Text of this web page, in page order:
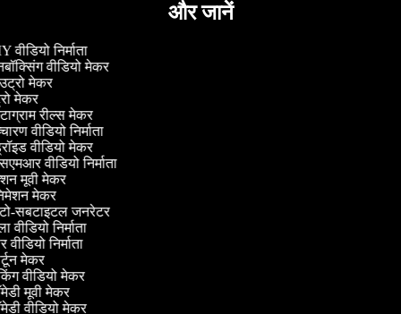
और जानें
वीडियो निर्माता
वीडियो मेकर
मेकर
मेकर
रील्स मेकर
वीडियो निर्माता
वीडियो मेकर
वीडियो निर्माता
मूवी मेकर
मेकर
सबटाइटल जनरेटर
वीडियो निर्माता
निर्माता
मेकर
वीडियो मेकर
मूवी मेकर
वीडियो मेकर